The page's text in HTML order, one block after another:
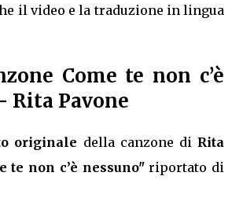
il video e la traduzione in lingua
Come te non c’è
Rita Pavone
originale della canzone di Rita
te non c’è nessuno"riportato di